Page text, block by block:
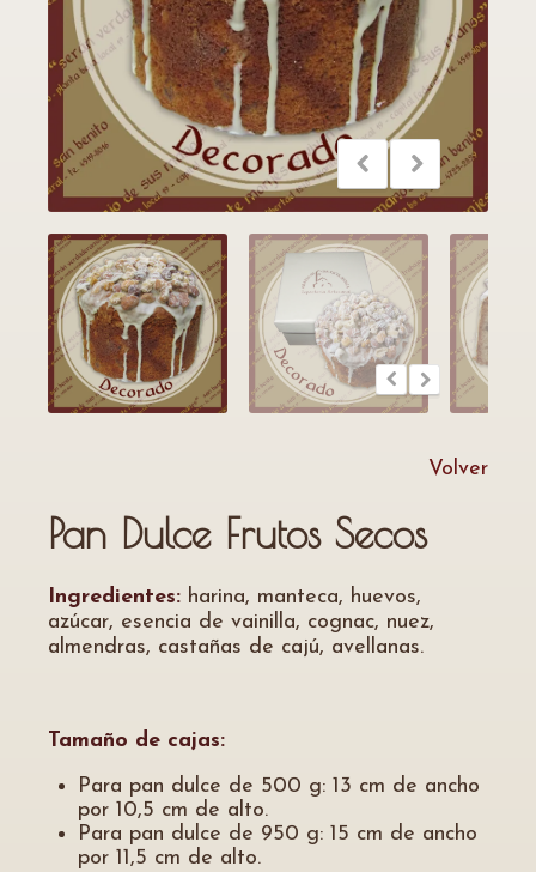
Volver
Pan Dulce Frutos Secos
Ingredientes: harina, manteca, huevos,
azúcar, esencia de vainilla, cognac, nuez,
almendras, castañas de cajú, avellanas.
Tamaño de cajas:
Para pan dulce de 500 g: 13 cm de ancho
por 10,5 cm de alto.
Para pan dulce de 950 g: 15 cm de ancho
por 11,5 cm de alto.